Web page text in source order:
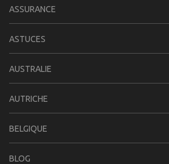
ASSURANCE
ASTUCES
AUSTRALIE
AUTRICHE
BELGIQUE
BLOG